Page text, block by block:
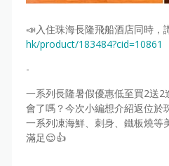
📣入住珠海長隆飛船酒店同時
hk/product/183484?cid=10861
-
一系列長隆暑假優惠低至買2送
會了嗎？今次小編想介紹返位於
一系列凍海鮮、刺身、鐵板燒等
滿足😌👍